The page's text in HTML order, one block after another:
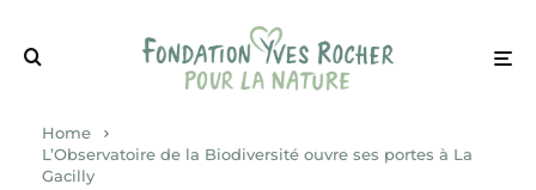
Home
L’Observatoire de la Biodiversité ouvre ses portes à La
Gacilly